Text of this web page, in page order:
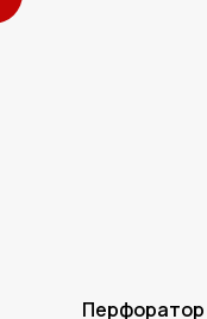
Перфоратор